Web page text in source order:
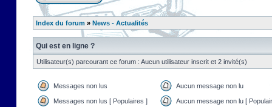
Index du forum » News - Actualités
Qui est en ligne ?
Utilisateur(s) parcourant ce forum : Aucun utilisateur inscrit et 2 invité(s)
Messages non lus Aucun message non lu
Messages non lus [ Populaires ] Aucun message non lu [